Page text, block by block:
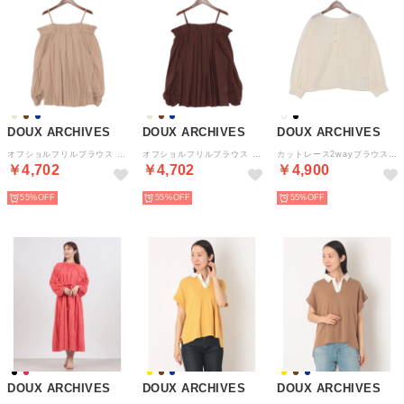
DOUX ARCHIVES
￥4,702
55%
DOUX ARCHIVES
￥4,702
55%
DOUX ARCHIVES
￥4,900
55%
DOUX ARCHIVES DOUX ARCHIVES DOUX ARCHIVES